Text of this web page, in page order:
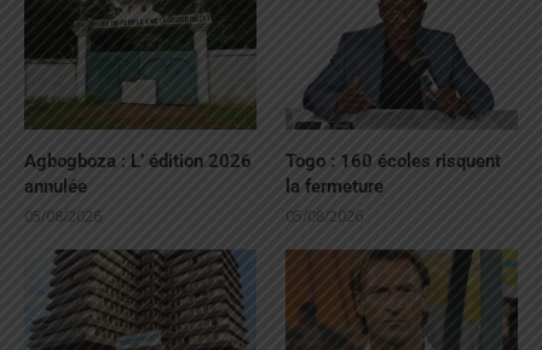
Agbogboza : L’ édition 2026
annulée
05/08/2026
Togo : 160 écoles risquent
la fermeture
05/08/2026